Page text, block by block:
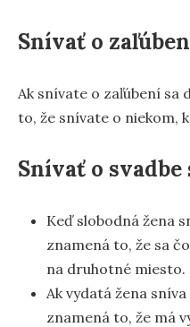
Snívať o
Ak snívate o zaľúbení sa
to, že snívate o niekom,
Snívať o
Keď slobodná žena
znamená to, že sa
na druhotné miesto.
Ak vydatá žena
znamená to, že má